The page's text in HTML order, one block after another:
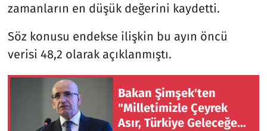
zamanların en düşük değerini kaydetti.
Söz konusu endekse ilişkin bu ayın öncü
verisi 48,2 olarak açıklanmıştı.
Bakan Şimşek'ten
"Milletimizle Çeyrek
Asır, Türkiye Geleceğe